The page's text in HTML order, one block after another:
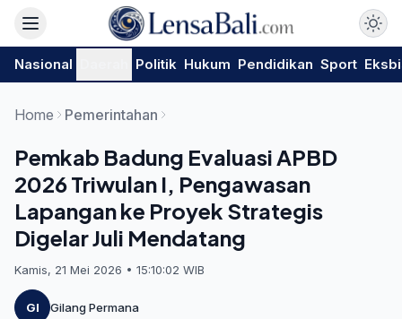
Nasional Politik Hukum Pendidikan Sport
Home Pemerintahan
Pemkab Badung Evaluasi APBD
2026 Triwulan I, Pengawasan
Lapangan ke Proyek Strategis
Digelar Juli Mendatang
Kamis, 21 Mei 2026 • 15:10:02 WIB
GI Gilang Permana